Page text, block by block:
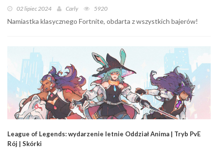
02 lipiec 2024 Carly 5920
Namiastka klasycznego Fortnite, obdarta z wszystkich bajerów!
League of Legends: wydarzenie letnie Oddział Anima | Tryb PvE
Rój | Skórki